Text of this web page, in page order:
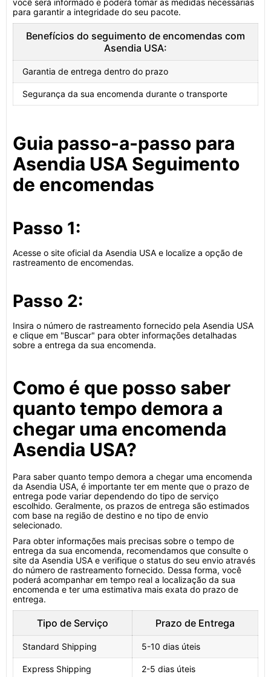
você será informado e poderá tomar as medidas necessárias
para garantir a integridade do seu pacote.
Benefícios do seguimento de encomendas com
Asendia USA:
Garantia de entrega dentro do prazo
Segurança da sua encomenda durante o transporte
Guia passo-a-passo para
Asendia USA Seguimento
de encomendas
Passo 1:
Acesse o site oficial da Asendia USA e localize a opção de
rastreamento de encomendas.
Passo 2:
Insira o número de rastreamento fornecido pela Asendia USA
e clique em "Buscar" para obter informações detalhadas
sobre a entrega da sua encomenda.
Como é que posso saber
quanto tempo demora a
chegar uma encomenda
Asendia USA?
Para saber quanto tempo demora a chegar uma encomenda
da Asendia USA, é importante ter em mente que o prazo de
entrega pode variar dependendo do tipo de serviço
escolhido. Geralmente, os prazos de entrega são estimados
com base na região de destino e no tipo de envio
selecionado.
Para obter informações mais precisas sobre o tempo de
entrega da sua encomenda, recomendamos que consulte o
site da Asendia USA e verifique o status do seu envio através
do número de rastreamento fornecido. Dessa forma, você
poderá acompanhar em tempo real a localização da sua
encomenda e ter uma estimativa mais exata do prazo de
entrega.
Tipo de Serviço Prazo de Entrega
Standard Shipping 5-10 dias úteis
Express Shipping 2-5 dias úteis